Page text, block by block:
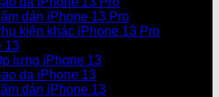
dán iPhone 13 Pro
kiện khác iPhone 13 Pro
13
lưng iPhone 13
da iPhone 13
dán iPhone 13